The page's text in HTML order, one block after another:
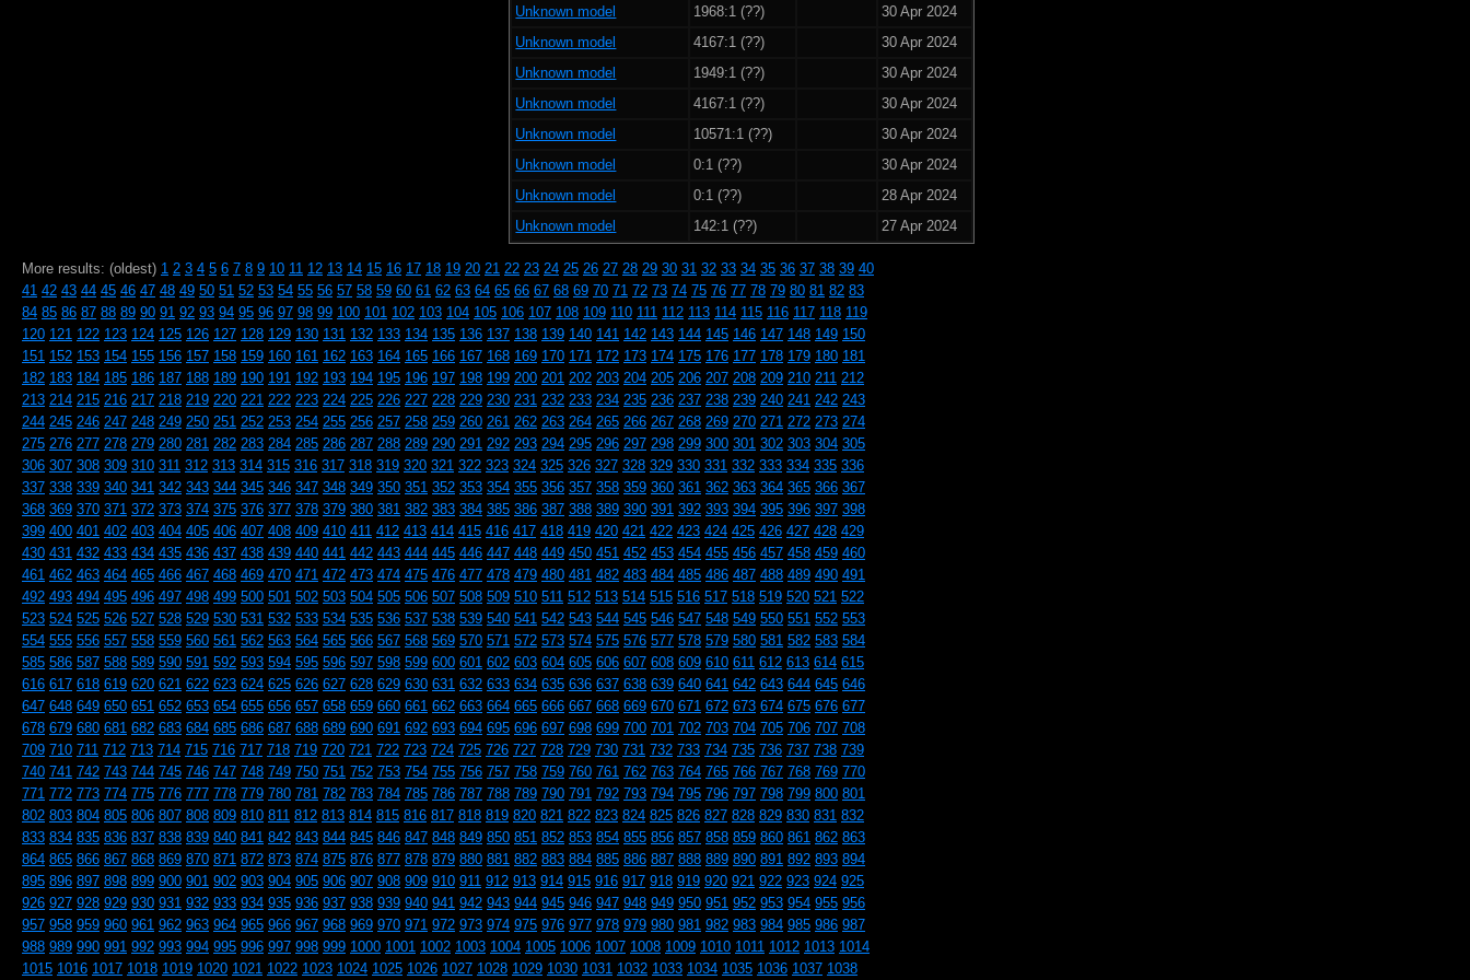
Unknown model 1968:1 (??)
30 Apr 2024
Unknown model
4167:1 (??)
30 Apr 2024
Unknown model
1949:1 (??)
30 Apr 2024
Unknown model
4167:1 (??)
30 Apr 2024
Unknown model
10571:1 (??)
30 Apr 2024
Unknown model
0:1 (??)
30 Apr 2024
Unknown model
0:1 (??)
28 Apr 2024
Unknown model
142:1 (??) 27 Apr 2024
More results: (oldest) 1 2 3 4 5 6 7 8 9 10 11 12 13 14 15 16 17 18 19 20 21 22 23 24 25 26 27 28 29 30 31 32 33 34 35 36 37 38 39 40
41 42 43 44 45 46 47 48 49 50 51 52 53 54 55 56 57 58 59 60 61 62 63 64 65 66 67 68 69 70 71 72 73 74 75 76 77 78 79 80 81 82 83
84 85 86 87 88 89 90 91 92 93 94 95 96 97 98 99 100 101 102 103 104 105 106 107 108 109 110 111 112 113 114 115 116 117 118 119
120 121 122 123 124 125 126 127 128 129 130 131 132 133 134 135 136 137 138 139 140 141 142 143 144 145 146 147 148 149 150
151 152 153 154 155 156 157 158 159 160 161 162 163 164 165 166 167 168 169 170 171 172 173 174 175 176 177 178 179 180 181
182 183 184 185 186 187 188 189 190 191 192 193 194 195 196 197 198 199 200 201 202 203 204 205 206 207 208 209 210 211 212
213 214 215 216 217 218 219 220 221 222 223 224 225 226 227 228 229 230 231 232 233 234 235 236 237 238 239 240 241 242 243
244 245 246 247 248 249 250 251 252 253 254 255 256 257 258 259 260 261 262 263 264 265 266 267 268 269 270 271 272 273 274
275 276 277 278 279 280 281 282 283 284 285 286 287 288 289 290 291 292 293 294 295 296 297 298 299 300 301 302 303 304 305
306 307 308 309 310 311 312 313 314 315 316 317 318 319 320 321 322 323 324 325 326 327 328 329 330 331 332 333 334 335 336
337 338 339 340 341 342 343 344 345 346 347 348 349 350 351 352 353 354 355 356 357 358 359 360 361 362 363 364 365 366 367
368 369 370 371 372 373 374 375 376 377 378 379 380 381 382 383 384 385 386 387 388 389 390 391 392 393 394 395 396 397 398
399 400 401 402 403 404 405 406 407 408 409 410 411 412 413 414 415 416 417 418 419 420 421 422 423 424 425 426 427 428 429
430 431 432 433 434 435 436 437 438 439 440 441 442 443 444 445 446 447 448 449 450 451 452 453 454 455 456 457 458 459 460
461 462 463 464 465 466 467 468 469 470 471 472 473 474 475 476 477 478 479 480 481 482 483 484 485 486 487 488 489 490 491
492 493 494 495 496 497 498 499 500 501 502 503 504 505 506 507 508 509 510 511 512 513 514 515 516 517 518 519 520 521 522
523 524 525 526 527 528 529 530 531 532 533 534 535 536 537 538 539 540 541 542 543 544 545 546 547 548 549 550 551 552 553
554 555 556 557 558 559 560 561 562 563 564 565 566 567 568 569 570 571 572 573 574 575 576 577 578 579 580 581 582 583 584
585 586 587 588 589 590 591 592 593 594 595 596 597 598 599 600 601 602 603 604 605 606 607 608 609 610 611 612 613 614 615
616 617 618 619 620 621 622 623 624 625 626 627 628 629 630 631 632 633 634 635 636 637 638 639 640 641 642 643 644 645 646
647 648 649 650 651 652 653 654 655 656 657 658 659 660 661 662 663 664 665 666 667 668 669 670 671 672 673 674 675 676 677
678 679 680 681 682 683 684 685 686 687 688 689 690 691 692 693 694 695 696 697 698 699 700 701 702 703 704 705 706 707 708
709 710 711 712 713 714 715 716 717 718 719 720 721 722 723 724 725 726 727 728 729 730 731 732 733 734 735 736 737 738 739
740 741 742 743 744 745 746 747 748 749 750 751 752 753 754 755 756 757 758 759 760 761 762 763 764 765 766 767 768 769 770
771 772 773 774 775 776 777 778 779 780 781 782 783 784 785 786 787 788 789 790 791 792 793 794 795 796 797 798 799 800 801
802 803 804 805 806 807 808 809 810 811 812 813 814 815 816 817 818 819 820 821 822 823 824 825 826 827 828 829 830 831 832
833 834 835 836 837 838 839 840 841 842 843 844 845 846 847 848 849 850 851 852 853 854 855 856 857 858 859 860 861 862 863
864 865 866 867 868 869 870 871 872 873 874 875 876 877 878 879 880 881 882 883 884 885 886 887 888 889 890 891 892 893 894
895 896 897 898 899 900 901 902 903 904 905 906 907 908 909 910 911 912 913 914 915 916 917 918 919 920 921 922 923 924 925
926 927 928 929 930 931 932 933 934 935 936 937 938 939 940 941 942 943 944 945 946 947 948 949 950 951 952 953 954 955 956
957 958 959 960 961 962 963 964 965 966 967 968 969 970 971 972 973 974 975 976 977 978 979 980 981 982 983 984 985 986 987
988 989 990 991 992 993 994 995 996 997 998 999 1000 1001 1002 1003 1004 1005 1006 1007 1008 1009 1010 1011 1012 1013 1014
1015 1016 1017 1018 1019 1020 1021 1022 1023 1024 1025 1026 1027 1028 1029 1030 1031 1032 1033 1034 1035 1036 1037 1038